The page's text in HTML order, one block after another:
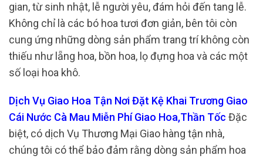
gian, từ sinh nhật, lễ người yêu, đám hỏi đến tang lễ.
Không chỉ là các bó hoa tươi đơn giản, bên tôi còn
cung ứng những dòng sản phẩm trang trí không còn
thiếu như lẵng hoa, bồn hoa, lọ đựng hoa và các một
số loại hoa khô.
Dịch Vụ Giao Hoa Tận Nơi Đặt Kệ Khai Trương Giao
Cái Nước Cà Mau Miễn Phí Giao Hoa,Thần Tốc Đặc
biệt, có dịch Vụ Thương Mại Giao hàng tận nhà,
chúng tôi có thể bảo đảm rằng dòng sản phẩm hoa